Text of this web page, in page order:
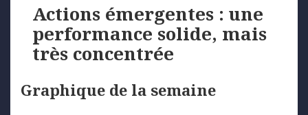
Actions émergentes : une
performance solide, mais
très concentrée
Graphique de la semaine